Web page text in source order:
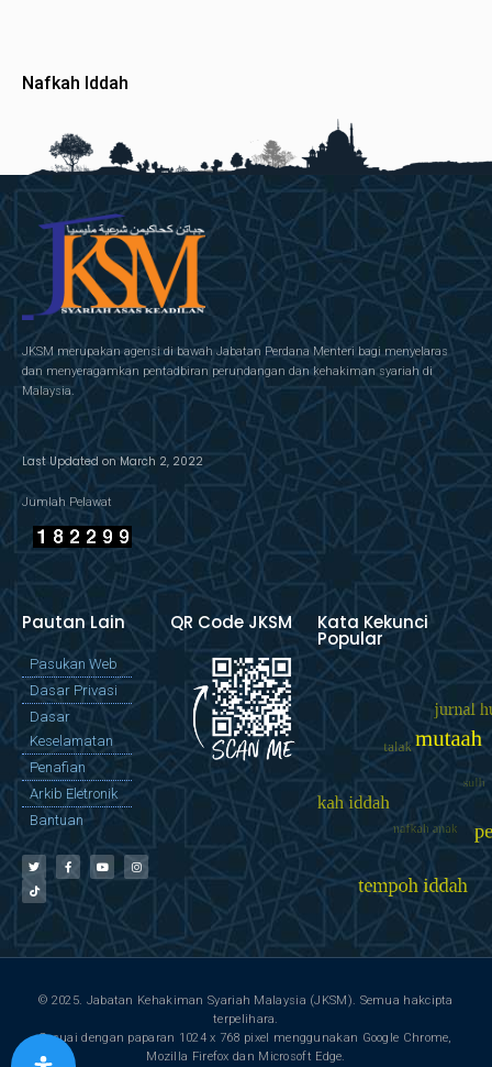
Nafkah Iddah
JKSM merupakan agensi di bawah Jabatan Perdana Menteri bagi menyelaras
dan menyeragamkan pentadbiran perundangan dan kehakiman syariah di
Malaysia.
Last Updated on March 2, 2022
Jumlah Pelawat
Pautan Lain
Pasukan Web
Dasar Privasi
Dasar
Keselamatan
Penafian
Arkib Eletronik
Bantuan
QR Code JKSM Kata Kekunci
Popular
© 2025. Jabatan Kehakiman Syariah Malaysia (JKSM). Semua hakcipta
terpelihara.
Sesuai dengan paparan 1024 x 768 pixel menggunakan Google Chrome,
Mozilla Firefox dan Microsoft Edge.